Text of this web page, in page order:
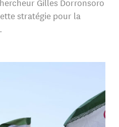
stratégie pour la